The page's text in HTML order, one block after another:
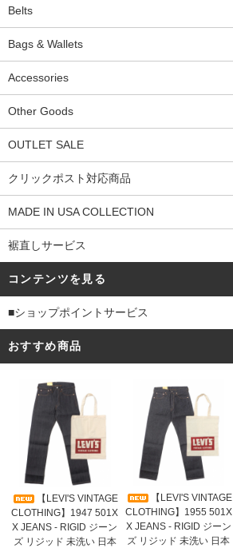
Belts
Bags & Wallets
Accessories
Other Goods
OUTLET SALE
クリックポスト対応商品
MADE IN USA COLLECTION
裾直しサービス
コンテンツを見る
■ショップポイントサービス
おすすめ商品
【LEVI'S VINTAGE
CLOTHING】1947 501X
X JEANS - RIGID ジーン
ズ リジッド 未洗い 日本
【LEVI'S VINTAGE
CLOTHING】1955 501X
X JEANS - RIGID ジーン
ズ リジッド 未洗い 日本